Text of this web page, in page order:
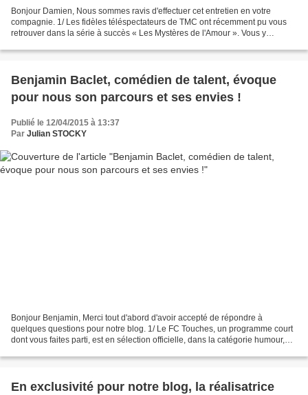
Bonjour Damien, Nous sommes ravis d'effectuer cet entretien en votre
compagnie. 1/ Les fidèles téléspectateurs de TMC ont récemment pu vous
retrouver dans la série à succès « Les Mystères de l'Amour ». Vous y
Benjamin Baclet, comédien de talent, évoque
pour nous son parcours et ses envies !
Publié le 12/04/2015 à 13:37
Par Julian STOCKY
Bonjour Benjamin, Merci tout d'abord d'avoir accepté de répondre à
quelques questions pour notre blog. 1/ Le FC Touches, un programme court
dont vous faites parti, est en sélection officielle, dans la catégorie humour,
En exclusivité pour notre blog, la réalisatrice